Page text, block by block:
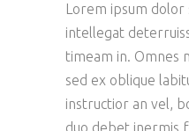
Lorem ipsum
intellegat
timeam in. Omnes
sed ex oblique
instructior an vel,
duo debet inermis